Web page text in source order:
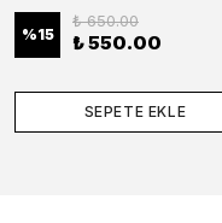
%15
₺ 650.00
₺ 550.00
SEPETE EKLE